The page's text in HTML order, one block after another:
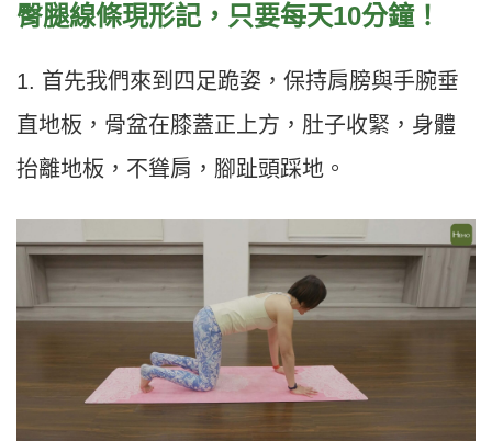
臀腿線條現形記，只要每天10分鐘！
1. 首先我們來到四足跪姿，保持肩膀與手腕垂
直地板，骨盆在膝蓋正上方，肚子收緊，身體
抬離地板，不聳肩，腳趾頭踩地。